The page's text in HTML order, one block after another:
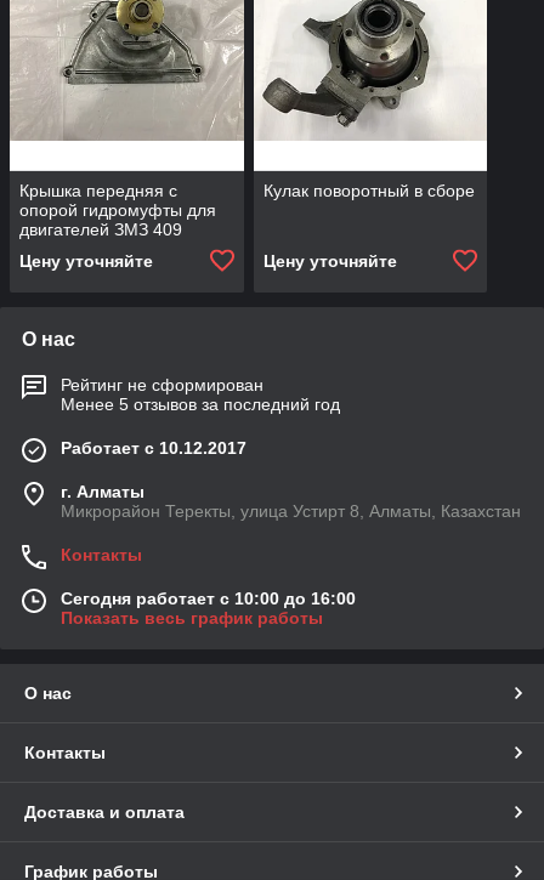
Крышка передняя с
опорой гидромуфты для
двигателей ЗМЗ 409
Цену уточняйте
Кулак поворотный в сборе
Цену уточняйте
О нас
Рейтинг не сформирован
Менее 5 отзывов за последний год
Работает с 10.12.2017
г. Алматы
Микрорайон Теректы, улица Устирт 8, Алматы, Казахстан
Контакты
Сегодня работает с 10:00 до 16:00
Показать весь график работы
О нас
Контакты
Доставка и оплата
График работы